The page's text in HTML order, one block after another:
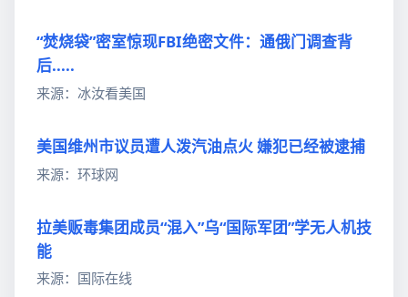
“焚烧袋”密室惊现FBI绝密文件：通俄门调查背
后.....
来源：冰汝看美国
美国维州市议员遭人泼汽油点火 嫌犯已经被逮捕
来源：环球网
拉美贩毒集团成员“混入”乌“国际军团”学无人机技
能
来源：国际在线